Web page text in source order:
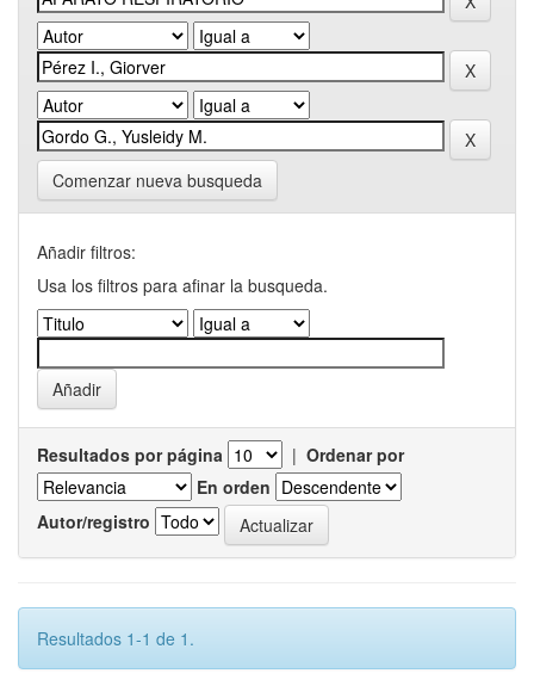
Comenzar nueva busqueda
Añadir filtros:
Usa los filtros para afinar la busqueda.
Resultados por página | Ordenar por
En orden
Autor/registro
Resultados 1-1 de 1.